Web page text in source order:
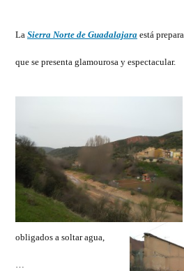
LaSierra Norte de Guadalajaraestá
que se presenta glamourosa y espectacular.
obligados a soltar agua,
…